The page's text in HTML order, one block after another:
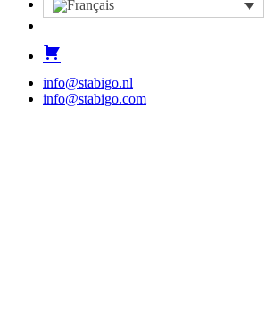
info@stabigo.nl
info@stabigo.com